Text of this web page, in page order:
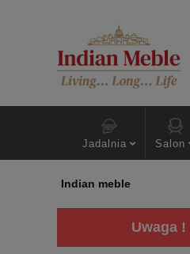
Jadalnia Salon
Indian meble
Uwaga